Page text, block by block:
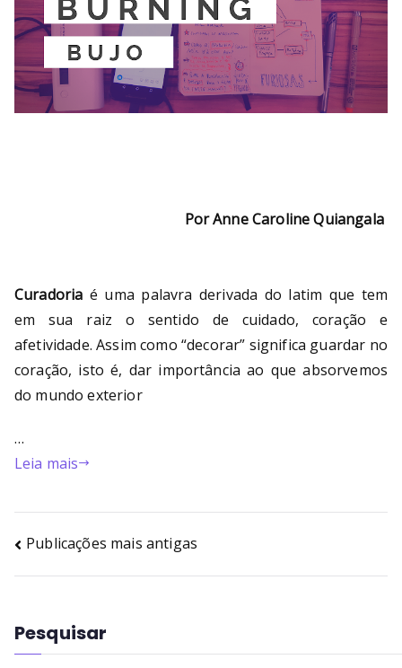
Por Anne Caroline Quiangala
Curadoria é uma palavra derivada do latim que tem
em sua raiz o sentido de cuidado, coração e
afetividade. Assim como “decorar” significa guardar no
coração, isto é, dar importância ao que absorvemos
do mundo exterior
…
Leia mais
Publicações mais antigas
Pesquisar